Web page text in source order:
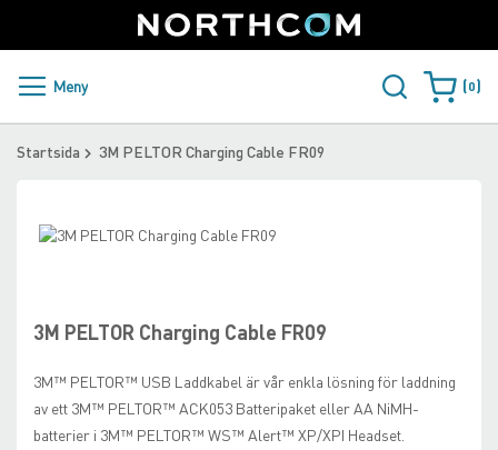
to
Content
Sweden
PRODUKTER OCH LÖSNINGAR
ÅTERFÖRSÄLJARE
Meny Varukorgen
0
Startsida 3M PELTOR Charging Cable FR09
3M PELTOR Charging Cable FR09
3M™ PELTOR™ USB Laddkabel är vår enkla lösning för laddning
av ett 3M™ PELTOR™ ACK053 Batteripaket eller AA NiMH-
batterier i 3M™ PELTOR™ WS™ Alert™ XP/XPI Headset.
Skip
of
the
gallery
beginning
of
images
gallery